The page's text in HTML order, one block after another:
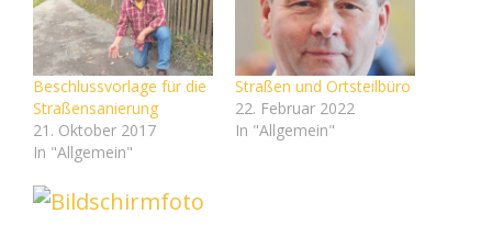
Beschlussvorlage für die
Straßensanierung
21. Oktober 2017
In "Allgemein"
Straßen und Ortsteilbüro
22. Februar 2022
In "Allgemein"